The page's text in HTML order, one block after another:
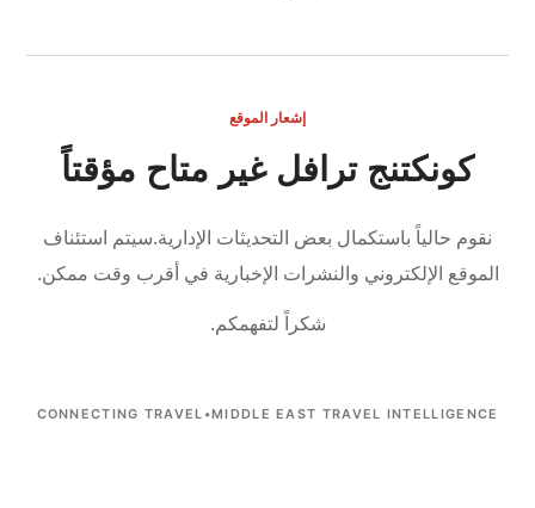
إشعار الموقع
كونكتنج ترافل غير متاح مؤقتاً
نقوم حالياً باستكمال بعض التحديثات الإدارية.سيتم استئناف
الموقع الإلكتروني والنشرات الإخبارية في أقرب وقت ممكن.
شكراً لتفهمكم.
CONNECTING TRAVEL •MIDDLE EAST TRAVEL INTELLIGENCE